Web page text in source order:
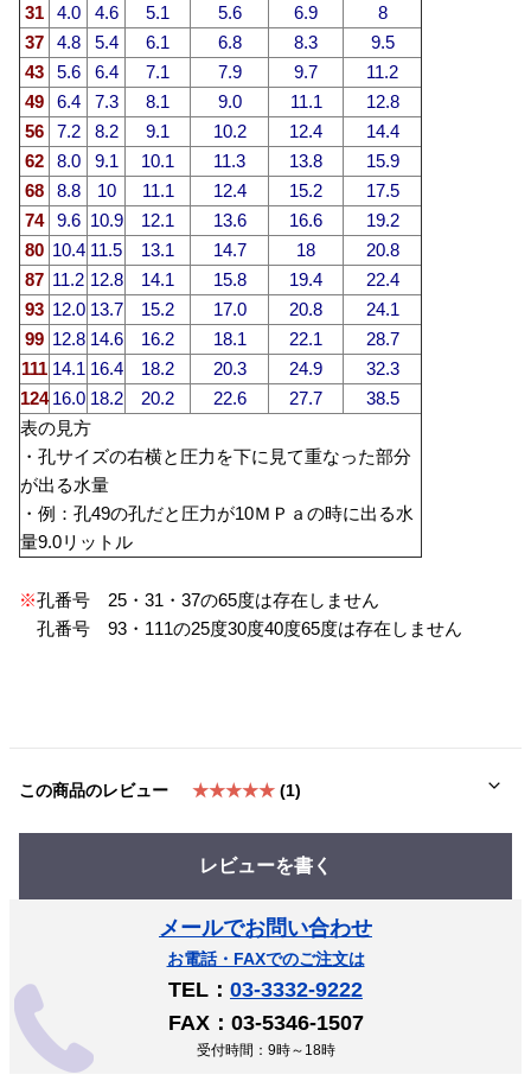
31
4.0 4.6 5.1 5.6 6.9
8
37
4.8 5.4 6.1 6.8 8.3
9.5
43
5.6 6.4 7.1 7.9 9.7
11.2
49
6.4 7.3 8.1 9.0 11.1
12.8
56
7.2 8.2 9.1 10.2 12.4
14.4
62
8.0 9.1 10.1 11.3 13.8
15.9
68
8.8 10 11.1 12.4 15.2
17.5
74
9.6 10.9 12.1 13.6 16.6
19.2
80 10.4 11.5 13.1 14.7 18
20.8
87 11.2 12.8 14.1 15.8 19.4
22.4
93 12.0 13.7 15.2 17.0 20.8
24.1
99 12.8 14.6 16.2 18.1 22.1
28.7
111 14.1 16.4 18.2 20.3 24.9
32.3
124 16.0 18.2 20.2 22.6 27.7
38.5
表の見方
・孔サイズの右横と圧力を下に見て重なった部分
が出る水量
・例：孔49の孔だと圧力が10ＭＰａの時に出る水
量9.0リットル
※孔番号 25・31・37の65度は存在しません
孔番号 93・111の25度30度40度65度は存在しません
この商品のレビュー ★★★★★ (1)
レビューを書く
メールでお問い合わせ
お電話・FAXでのご注文は
TEL： 03-3332-9222
FAX：03-5346-1507
受付時間：9時～18時